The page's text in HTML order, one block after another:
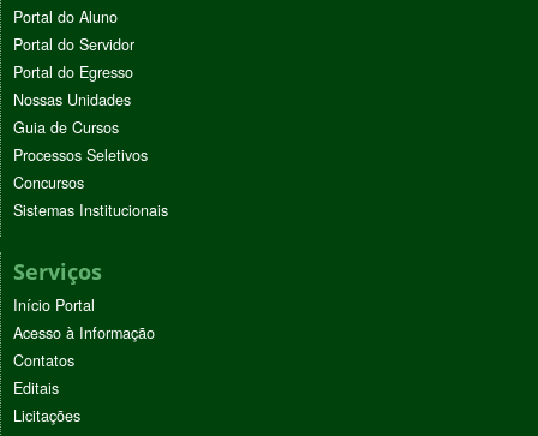
Portal do Aluno
Portal do Servidor
Portal do Egresso
Nossas Unidades
Guia de Cursos
Processos Seletivos
Concursos
Sistemas Institucionais
Serviços
Início Portal
Acesso à Informação
Contatos
Editais
Licitações